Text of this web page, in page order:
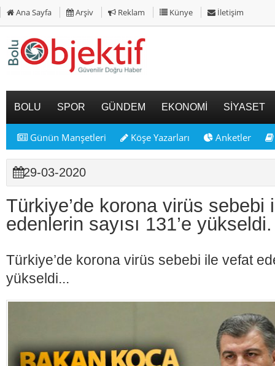
Ana Sayfa Arşiv Reklam Künye İletişim
BOLU SPOR GÜNDEM EKONOMİ SİYASET
Günün Manşetleri Köşe Yazarları Anketler
29-03-2020
Türkiye’de korona virüs sebebi
edenlerin sayısı 131’e yükseldi.
Türkiye’de korona virüs sebebi ile vefat
yükseldi...